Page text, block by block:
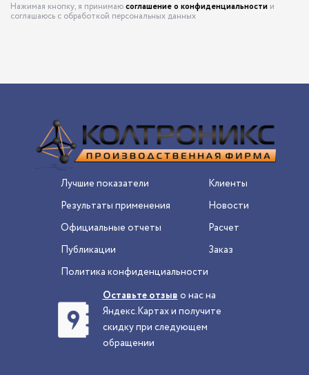
Нажимая кнопку, я принимаюсоглашение о конфиденциальности и
соглашаюсь с обработкой персональных данных
Лучшие показатели
Результаты применения
Официальные отчеты
Публикации
Политика конфиденциальности
Клиенты
Новости
Расчет
Заказ
Оставьте отзыво нас на
Яндекс.Картах и получите
скидку при следующем
обращении